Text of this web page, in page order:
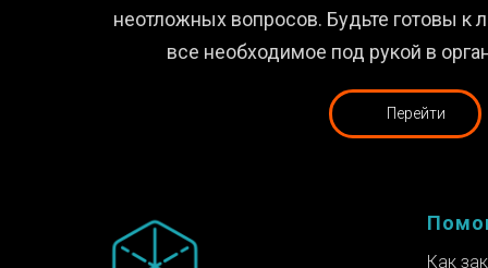
неотложных вопросов. Будьте готовы
все необходимое под рукой в
Перейти
Как